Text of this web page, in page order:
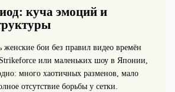
куча эмоций и
женские бои без правил видео времён
или маленьких шоу в Японии,
много хаотичных разменов, мало
отсутствие борьбы у сетки.